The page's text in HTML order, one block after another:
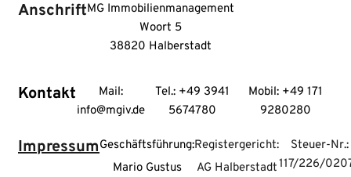
AnschriftMG Immobilienmanagement
Woort 5
38820 Halberstadt
Kontakt
Mail:
info@mgiv.de
Tel.: +49 3941
5674780
Mobil: +49 171
9280280
ImpressumGeschäftsführung:
Mario Gustus
Registergericht:
AG Halberstadt
Steuer-Nr.:
117/226/